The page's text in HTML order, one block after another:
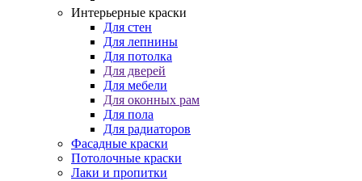
Интерьерные краски
Для стен
Для лепнины
Для потолка
Для дверей
Для мебели
Для оконных рам
Для пола
Для радиаторов
Фасадные краски
Потолочные краски
Лаки и пропитки